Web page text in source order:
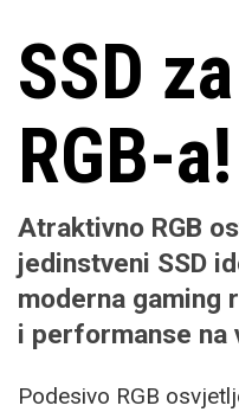
SSD
RGB-a!
Atraktivno RGB
jedinstveni SSD
moderna gaming
i performanse na
Podesivo RGB